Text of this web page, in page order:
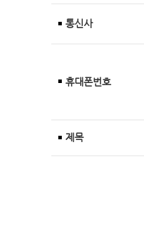
통신사
휴대폰번호
제목